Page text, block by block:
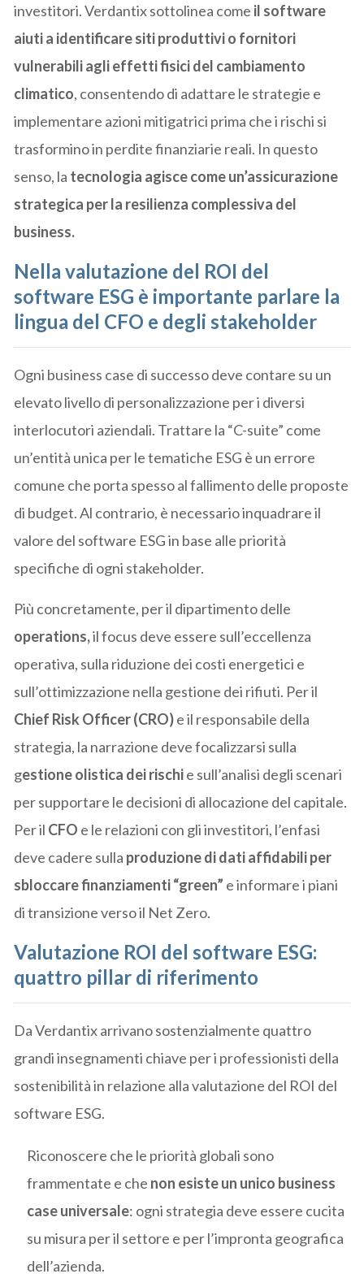
investitori. Verdantix sottolinea come il software
aiuti a identificare siti produttivi o fornitori
vulnerabili agli effetti fisici del cambiamento
climatico, consentendo di adattare le strategie e
implementare azioni mitigatrici prima che i rischi si
trasformino in perdite finanziarie reali. In questo
senso, la tecnologia agisce come un’assicurazione
strategica per la resilienza complessiva del
business.
Nella valutazione del ROI del
software ESG è importante parlare la
lingua del CFO e degli stakeholder
Ogni business case di successo deve contare su un
elevato livello di personalizzazione per i diversi
interlocutori aziendali. Trattare la “C-suite” come
un’entità unica per le tematiche ESG è un errore
comune che porta spesso al fallimento delle proposte
di budget. Al contrario, è necessario inquadrare il
valore del software ESG in base alle priorità
specifiche di ogni stakeholder.
Più concretamente, per il dipartimento delle
operations,il focus deve essere sull’eccellenza
operativa, sulla riduzione dei costi energetici e
sull’ottimizzazione nella gestione dei rifiuti. Per il
Chief Risk Officer (CRO)e il responsabile della
strategia, la narrazione deve focalizzarsi sulla
gestione olistica dei rischie sull’analisi degli scenari
per supportare le decisioni di allocazione del capitale.
Per il CFO e le relazioni con gli investitori, l’enfasi
deve cadere sulla produzione di dati affidabili per
sbloccare finanziamenti “green” e informare i piani
di transizione verso il Net Zero.
Valutazione ROI del software ESG:
quattro pillar di riferimento
Da Verdantix arrivano sostenzialmente quattro
grandi insegnamenti chiave per i professionisti della
sostenibilità in relazione alla valutazione del ROI del
software ESG.
Riconoscere che le priorità globali sono
frammentate e che non esiste un unico business
case universale: ogni strategia deve essere cucita
su misura per il settore e per l’impronta geografica
dell’azienda.